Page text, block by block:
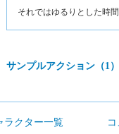
それではゆるりとした時
サンプルアクション（1）
ラクター一覧